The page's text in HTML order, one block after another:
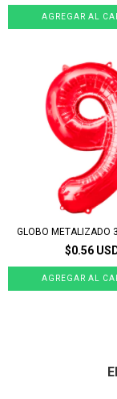
GLOBO METALIZADO
$0.56